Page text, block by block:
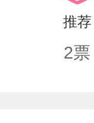
推荐
2票